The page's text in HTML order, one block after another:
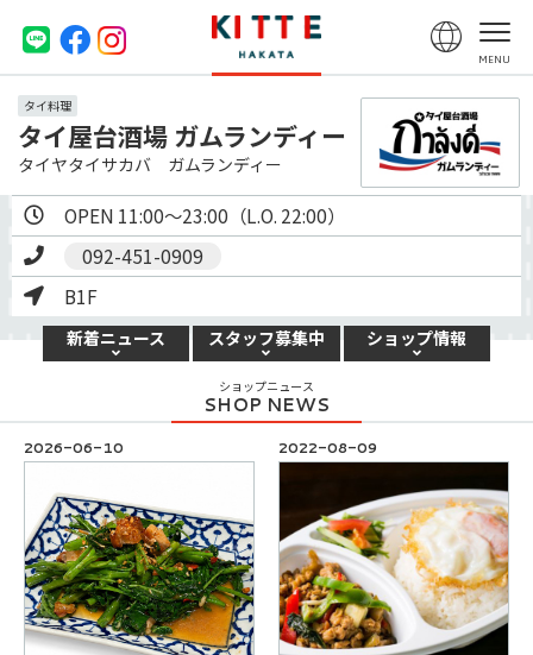
タイ料理
タイ屋台酒場 ガムランディー
タイヤタイサカバ ガムランディー
OPEN 11:00～23:00（L.O. 22:00）
092-451-0909
B1F
新着ニュース スタッフ募集中 ショップ情報
ショップニュース
2026-06-10 2022-08-09